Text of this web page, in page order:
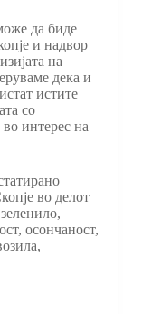
да биде
и надвор
на
дека и
истите
со
интерес на
во делот
осончаност,